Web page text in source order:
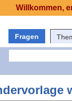
Fragen
Willkommen,